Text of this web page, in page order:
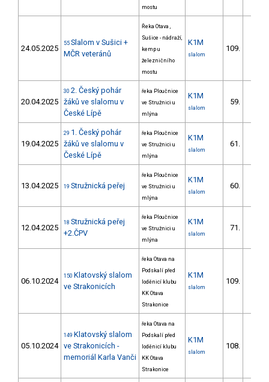
mostu
24.05.2025
55 Slalom v Sušici +
MČR veteránů
Řeka Otava ,
Sušice - nádraží,
kemp u
železničního
mostu
K1M
slalom
109.
20.04.2025
30 2. Český pohár
žáků ve slalomu v
České Lípě
řeka Ploučnice
ve Stružnici u
mlýna
K1M
slalom
59.
19.04.2025
29 1. Český pohár
žáků ve slalomu v
České Lípě
řeka Ploučnice
ve Stružnici u
mlýna
K1M
slalom
61.
13.04.2025 19 Stružnická peřej
řeka Ploučnice
ve Stružnici u
mlýna
K1M
slalom
60.
12.04.2025
18 Stružnická peřej
+2.ČPV
řeka Ploučnice
ve Stružnici u
mlýna
K1M
slalom
71.
06.10.2024
150 Klatovský slalom
ve Strakonicích
řeka Otava na
Podskalí před
loděnicí klubu
KK Otava
Strakonice
K1M
slalom
109.
05.10.2024
149 Klatovský slalom
ve Strakonicích -
memoriál Karla Vanči
řeka Otava na
Podskalí před
loděnicí klubu
KK Otava
Strakonice
K1M
slalom
108.